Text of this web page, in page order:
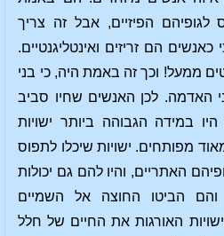
הפיזיים, אבל זה צריך
הם זריזים ואינטליגנטיים.
ממעל! וכך זה באמת היה, כי בני
האדמה. לכן האנשים שחיו סביב
במידה הגבוהה ביותר ישויות
מפותחים. ישויות שיכלו לתפוס
האתריים, והיו להם גם יכולות
והם הביטו החוצה אל השמיים
האורגות את החיים של חלל